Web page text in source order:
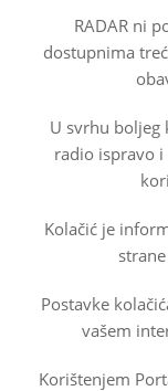
RADAR ni
dostupnima
U svrhu boljeg
radio ispravo
Kolačić je
Postavke
vašem
Korištenjem